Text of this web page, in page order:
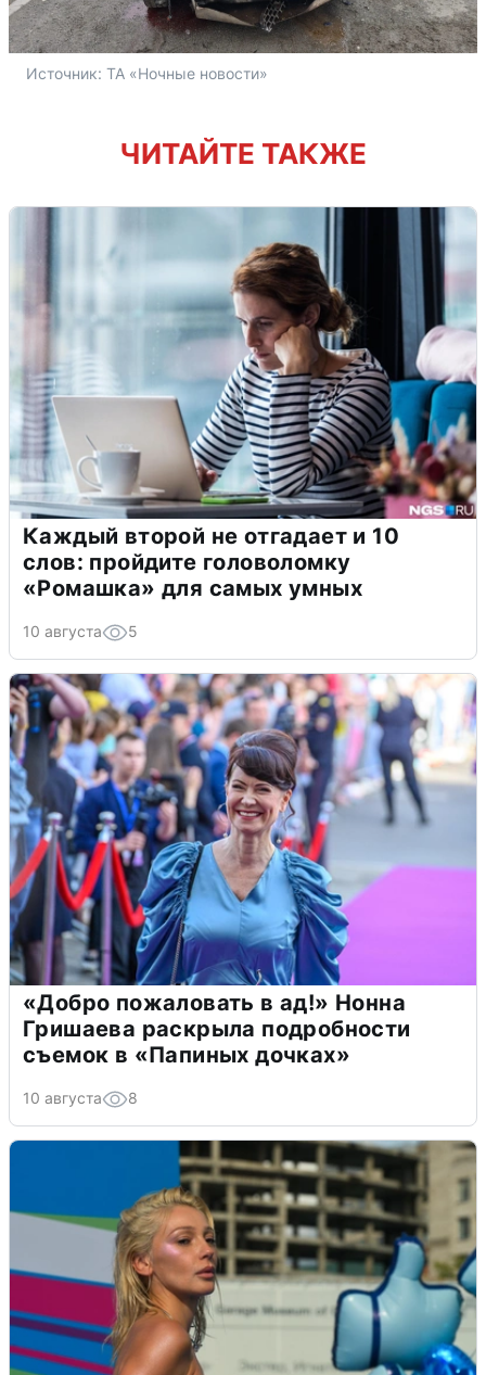
Источник: ТА «Ночные новости»
ЧИТАЙТЕ ТАКЖЕ
Каждый второй не отгадает и 10
слов: пройдите головоломку
«Ромашка» для самых умных
10 августа 5
«Добро пожаловать в ад!» Нонна
Гришаева раскрыла подробности
съемок в «Папиных дочках»
10 августа 8